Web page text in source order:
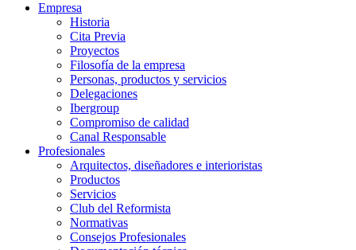
Empresa
Historia
Cita Previa
Proyectos
Filosofía de la empresa
Personas, productos y servicios
Delegaciones
Ibergroup
Compromiso de calidad
Canal Responsable
Profesionales
Arquitectos, diseñadores e interioristas
Productos
Servicios
Club del Reformista
Normativas
Consejos Profesionales